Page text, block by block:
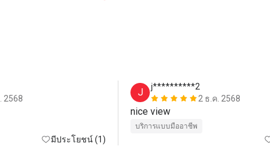
2568
มีประโยชน์ (1)
J
j**********2
2 ธ.ค. 2568
บริการแบบมืออาชีพ